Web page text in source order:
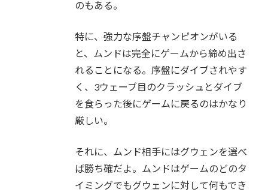
のもある。
特に、強力な序盤チャンピオンがいる
と、ムンドは完全にゲームから締め出さ
れることになる。序盤にダイブされやす
く、3ウェーブ目のクラッシュとダイブ
を食らった後にゲームに戻るのはかなり
厳しい。
それに、ムンド相手にはグウェンを選べ
ば勝ち確だよ。ムンドはゲームのどのタ
イミングでもグウェンに対して何もでき